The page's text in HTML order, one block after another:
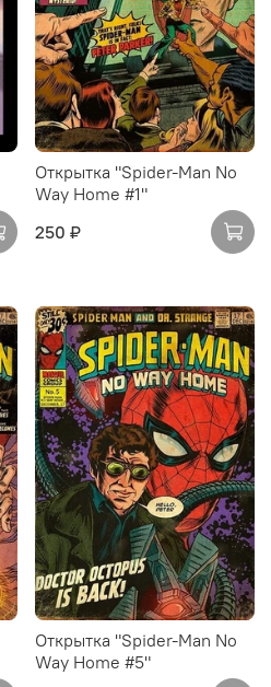
Открытка "Spider-Man No
Way Home #1"
250 ₽
Открытка "Spider-Man No
Way Home #5"